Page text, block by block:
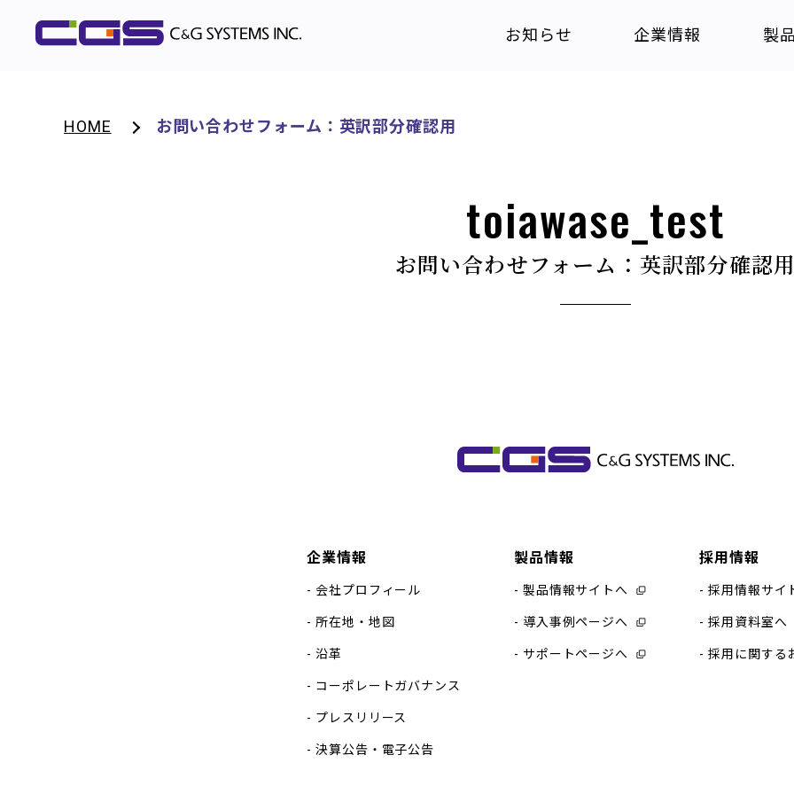
お知らせ 企業情報 製
HOME お問い合わせフォーム：英訳部分確認用
toiawase_test
お問い合わせフォーム：英訳部分確認用
企業情報
会社プロフィール
所在地・地図
沿革
コーポレートガバナンス
プレスリリース
決算公告・電子公告
製品情報
製品情報サイトへ
導入事例ページへ
サポートページへ
採用情報
採用情報サイ
採用資料室へ
採用に関する